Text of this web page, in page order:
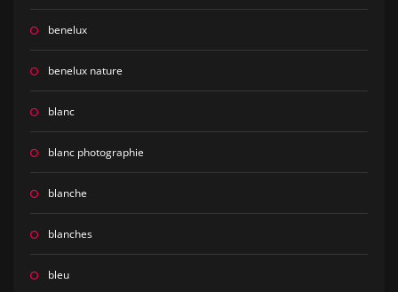
benelux
benelux nature
blanc
blanc photographie
blanche
blanches
bleu